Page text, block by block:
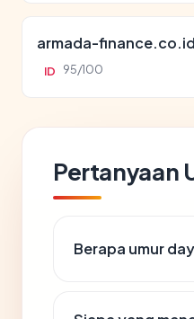
armada-finance.co.id
ID 95/100
Pertanyaan
Berapa umur